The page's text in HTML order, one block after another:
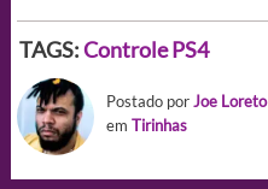
TAGS:ControlePS4
Postado porJoe Loreto
em Tirinhas